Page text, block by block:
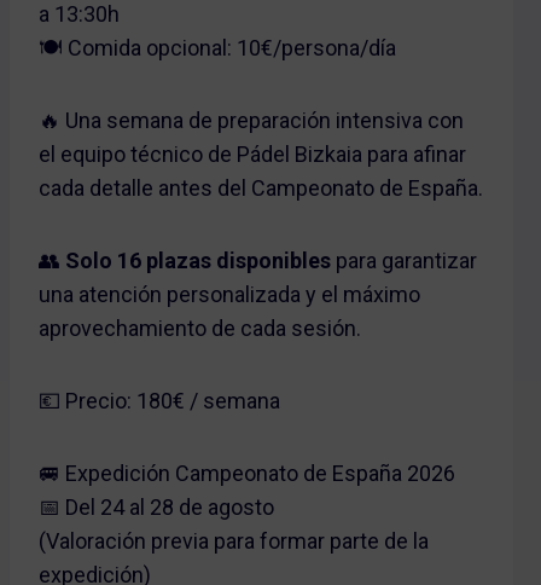
a 13:30h
🍽️ Comida opcional: 10€/persona/día
🔥 Una semana de preparación intensiva con
el equipo técnico de Pádel Bizkaia para afinar
cada detalle antes del Campeonato de España.
👥 Solo 16 plazas disponibles para garantizar
una atención personalizada y el máximo
aprovechamiento de cada sesión.
💶 Precio: 180€ / semana
🚐 Expedición Campeonato de España 2026
📅 Del 24 al 28 de agosto
(Valoración previa para formar parte de la
expedición)